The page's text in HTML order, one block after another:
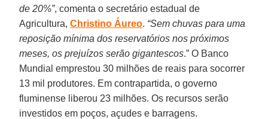
de 20%”, comenta o secretário estadual de
Agricultura,Christino Áureo. “Sem chuvas para uma
reposição mínima dos reservatórios nos próximos
meses, os prejuízos serão gigantescos.” O Banco
Mundial emprestou 30 milhões de reais para socorrer
13 mil produtores. Em contrapartida, o governo
fluminense liberou 23 milhões. Os recursos serão
investidos em poços, açudes e barragens.